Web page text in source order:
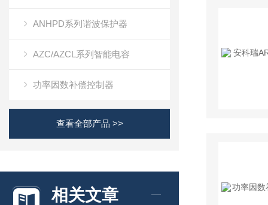
ANHPD系列谐波保护器
AZC/AZCL系列智能电容
功率因数补偿控制器
查看全部产品 >>
相关文章